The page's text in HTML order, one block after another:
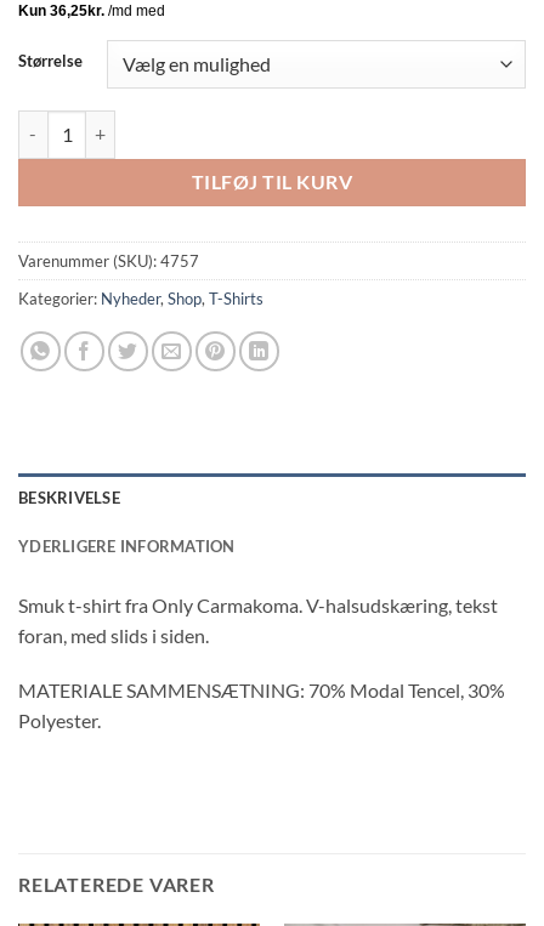
Størrelse
TILFØJ TIL KURV
Varenummer (SKU):4757
Kategorier: Nyheder, Shop, T-Shirts
BESKRIVELSE
YDERLIGERE INFORMATION
Smuk t-shirt fra Only Carmakoma. V-halsudskæring, tekst
foran, med slids i siden.
MATERIALE SAMMENSÆTNING: 70% Modal Tencel, 30%
Polyester.
RELATEREDE VARER